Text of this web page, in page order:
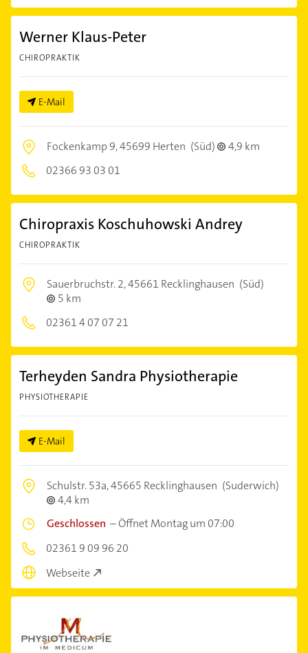
Werner Klaus-Peter
CHIROPRAKTIK
E-Mail
Fockenkamp 9,45699 Herten (Süd)
4,9 km
02366 93 03 01
Chiropraxis Koschuhowski Andrey
CHIROPRAKTIK
Sauerbruchstr. 2,45661 Recklinghausen (Süd)
5 km
02361 4 07 07 21
Terheyden Sandra Physiotherapie
PHYSIOTHERAPIE
E-Mail
Schulstr. 53a,45665 Recklinghausen (Suderwich)
4,4 km
Geschlossen –Öffnet Montag um 07:00
02361 9 09 96 20
Webseite